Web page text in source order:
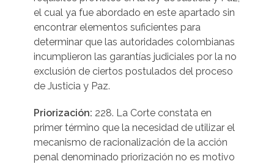
el cual ya fue abordado en este apartado sin
encontrar elementos suficientes para
determinar que las autoridades colombianas
incumplieron las garantías judiciales por la no
exclusión de ciertos postulados del proceso
de Justicia y Paz.
Priorización: 228. La Corte constata en
primer término que la necesidad de utilizar el
mecanismo de racionalización de la acción
penal denominado priorización no es motivo